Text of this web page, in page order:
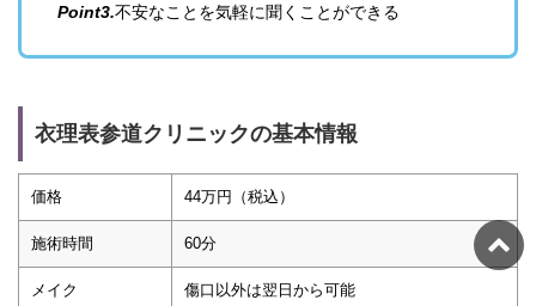
Point3.不安なことを気軽に聞くことができる
衣理表参道クリニックの基本情報
価格 44万円（税込）
施術時間 60分
メイク 傷口以外は翌日から可能